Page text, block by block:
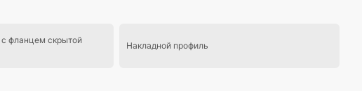
фланцем скрытой
Накладной профиль